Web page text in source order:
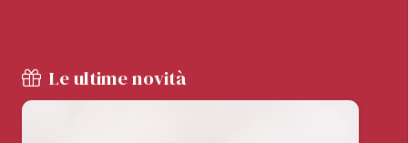
Le ultime novità